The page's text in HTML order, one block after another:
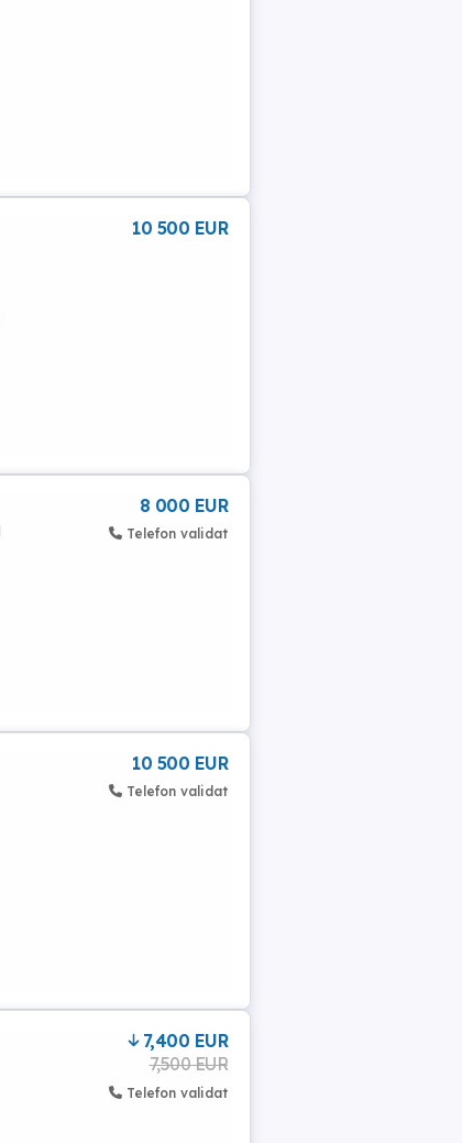
10 500 EUR
8 000 EUR
Telefon validat
10 500 EUR
Telefon validat
7,400 EUR
7,500 EUR
Telefon validat